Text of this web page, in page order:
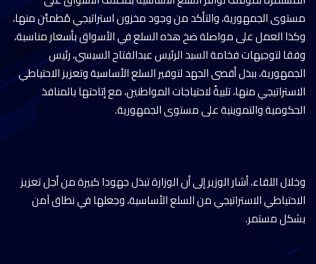
مستوى الجمهورية، والتأكد من وجود مخزون استراتيجي مُطمئن منها،
وكذا العمل على مواصلة ضخ هذه السلع في الأسواق بأسعار مناسبة،
وفقا لتوجيهات فخامة السيد الرئيس عبدالفتاح السيسي، رئيس
الجمهورية، ببذل أقصى الجهد لتوفير السلع الأساسية وتعزيز الاحتياطي
الاستراتيجي منها، تلبيةً لاحتياجات المواطنين، مع إتاحتها بالمنافذ
الحكومية والتموينية على مستوى الجمهورية.
وخلال اللقاء، أشار الوزير إلى أن الوزارة تبذل جهودا كبيرة من أجل تعزيز
الاحتياطي الاستراتيجي من السلع الأساسية، وجعلها في نطاق آمن
بشكل مستمر.